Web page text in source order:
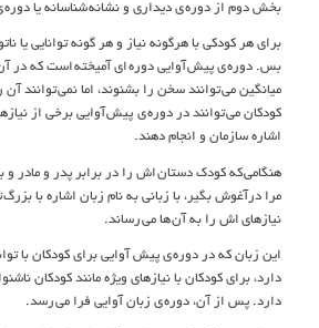
بخش دوم از دوره ي ديداري و نشانه شناسانه يا دوره
براي هر کودکي با هرگونه نياز و هر گونه توانايي يا
بس. دوره ي پيش آوايي دوره اي آميخته است که در آن
ميانگين مي توانند سخن را بشنوند، اما نمي توانند آن
کودکان مي توانند در دوره ي پيش آوايي برخي از
اشاره سازمان و انجام دهند.
هنگامي که کودک دستان اش را در برابر پدر و مادر و
مرا درآغوش بگير، با زباني به نام زبان اشاره با بزرگ
نيازهاي اش را به آن ها مي رساند.
اين زبان که در دوره ي پيش آوايي براي کودکان با
دارد، براي کودکان با نيازهاي ويژه مانند کودکان
دارد. پس از آن، دوره ي زبان آوايي فرا مي رسد.